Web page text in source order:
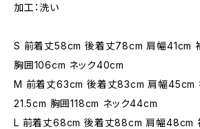
加工：洗い
S 前着丈58cm 後着丈78cm 肩幅41cm
胸囲106cm ネック40cm
M 前着丈63cm 後着丈83cm 肩幅45cm
21.5cm 胸囲118cm ネック44cm
L 前着丈68cm 後着丈88cm 肩幅48cm